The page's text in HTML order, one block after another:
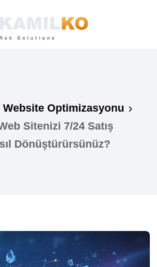
Website Optimizasyonu
Sitenizi 7/24 Satış
Dönüştürürsünüz?